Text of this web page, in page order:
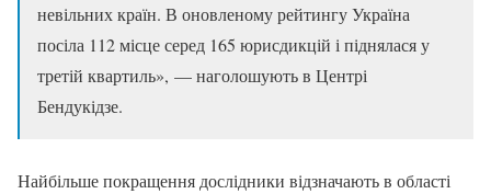
невільних країн. В оновленому рейтингу Україна
посіла 112 місце серед 165 юрисдикцій і піднялася у
третій квартиль», — наголошують в Центрі
Бендукідзе.
Найбільше покращення дослідники відзначають в області